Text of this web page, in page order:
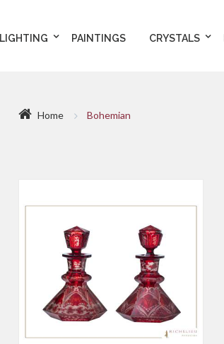
LIGHTING PAINTINGS CRYSTALS
Home Bohemian